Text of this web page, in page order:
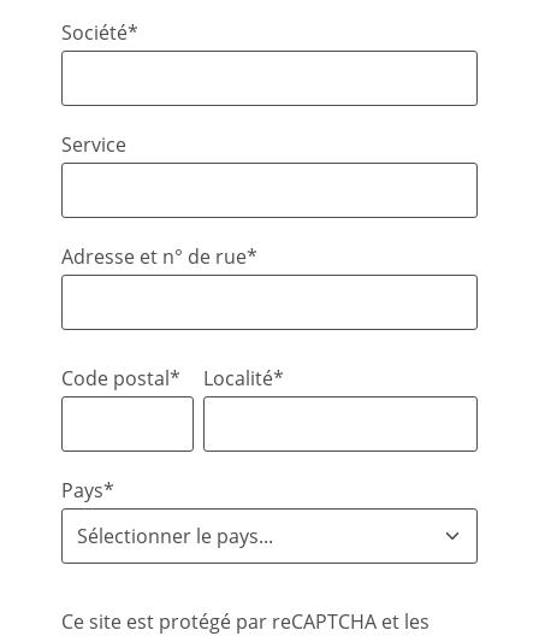
Société*
Service
Adresse et n° de rue*
Code postal* Localité*
Pays*
Ce site est protégé par reCAPTCHA et les